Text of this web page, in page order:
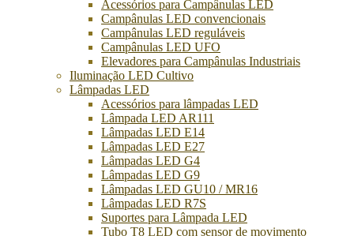
Acessórios para Campânulas LED
Campânulas LED convencionais
Campânulas LED reguláveis
Campânulas LED UFO
Elevadores para Campânulas Industriais
Iluminação LED Cultivo
Lâmpadas LED
Acessórios para lâmpadas LED
Lâmpada LED AR111
Lâmpadas LED E14
Lâmpadas LED E27
Lâmpadas LED G4
Lâmpadas LED G9
Lâmpadas LED GU10 / MR16
Lâmpadas LED R7S
Suportes para Lâmpada LED
Tubo T8 LED com sensor de movimento